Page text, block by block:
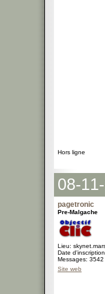
Hors ligne
08-
pagetronic
Pre-Malgache
Lieu:
Date
Messages: 3542
Site web